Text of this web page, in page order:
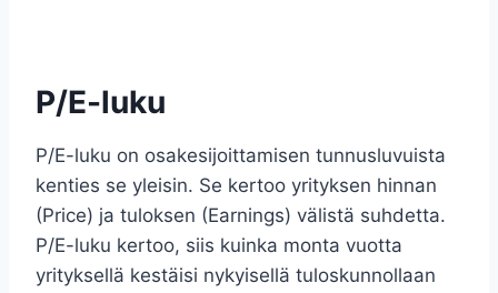
P/E-luku
P/E-luku on osakesijoittamisen tunnusluvuista
kenties se yleisin. Se kertoo yrityksen hinnan
(Price) ja tuloksen (Earnings) välistä suhdetta.
P/E-luku kertoo, siis kuinka monta vuotta
yrityksellä kestäisi nykyisellä tuloskunnollaan